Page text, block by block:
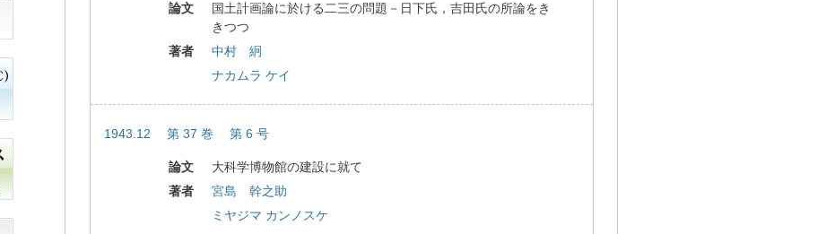
論文
国土計画論に於ける二三の問題－日下氏，吉田氏の所論をき
きつつ
著者
中村 絅
ナカムラ ケイ
1943.12 第 37 巻 第 6 号
論文
大科学博物館の建設に就て
著者
宮島 幹之助
ミヤジマ カンノスケ